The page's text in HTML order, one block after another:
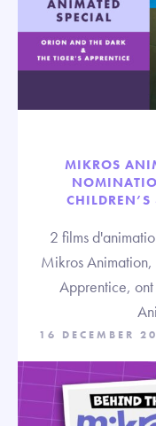
MIKROS
2 films
Mikros Animation,
Apprentice,
16 DECEMBER